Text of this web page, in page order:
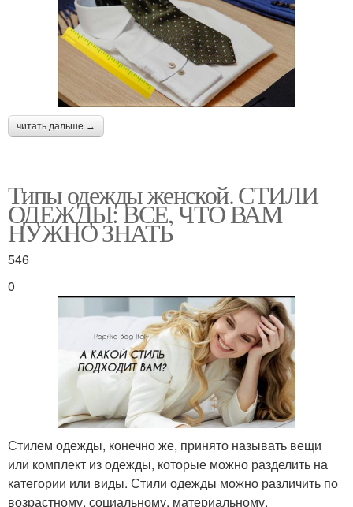
читать дальше →
Типы одежды женской. СТИЛИ
ОДЕЖДЫ: ВСЕ, ЧТО ВАМ
НУЖНО ЗНАТЬ
546
0
Стилем одежды, конечно же, принято называть вещи
или комплект из одежды, которые можно разделить на
категории или виды. Стили одежды можно различить по
возрастному, социальному, материальному,